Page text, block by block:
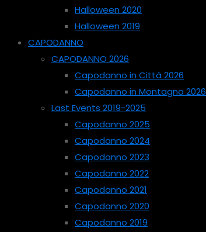
Halloween 2020
Halloween 2019
CAPODANNO
CAPODANNO 2026
Capodanno in Città 2026
Capodanno in Montagna 2026
Last Events 2019-2025
Capodanno 2025
Capodanno 2024
Capodanno 2023
Capodanno 2022
Capodanno 2021
Capodanno 2020
Capodanno 2019